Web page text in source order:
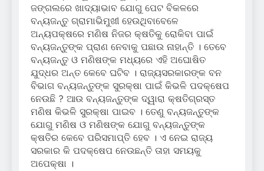
ଜଙ୍ଗଲରେ ଖାଦ୍ୟାଭାବ ଯୋଗୁ ପେଟ ବିକଳରେ
ବନ୍ୟଜନ୍ତୁ ଗ୍ରାମାଭିମୁଖୀ ହେଉଥିବାବେଳେ
ଅନ୍ୟପକ୍ଷରେ ମଣିଷ ନିଜର କ୍ଷତିକୁ ରୋକିବା ପାଇଁ
ବନ୍ୟଜନ୍ତୁଙ୍କ ପ୍ରାଣ ନେବାକୁ ପଛାଉ ନାହାନ୍ତି । ତେବେ
ବନ୍ୟଜନ୍ତୁ ଓ ମଣିଷଙ୍କ ମଧ୍ୟରେ ଏହି ଅଘୋଷିତ
ଯୁଦ୍ଧର ଅନ୍ତ କେବେ ଘଟିବ । ରାଜ୍ୟସରକାରଙ୍କ ବନ
ବିଭାଗ ବନ୍ୟଜନ୍ତୁଙ୍କ ସୁରକ୍ଷା ପାଇଁ କିଭଳି ପଦକ୍ଷେପ
ନେଉଛି ? ଆଉ ବନ୍ୟଜନ୍ତୁଙ୍କ ଦ୍ୱାରା କ୍ଷତିଗ୍ରସ୍ତ
ମଣିଷ କିଭଳି ସୁରକ୍ଷା ପାଇବ । ତେଣୁ ବନ୍ୟଜନ୍ତୁଙ୍କ
ଯୋଗୁ ମଣିଷ ଓ ମଣିଷଙ୍କ ଯୋଗୁ ବନ୍ୟଜନ୍ତୁଙ୍କ
କ୍ଷତିର କେବେ ପରିସମାପ୍ତି ହେବ । ଏ ନେଇ ରାଜ୍ୟ
ସରକାର କି ପଦକ୍ଷେପ ନେଉଛନ୍ତି ତାହା ସମୟକୁ
ଅପେକ୍ଷା ।